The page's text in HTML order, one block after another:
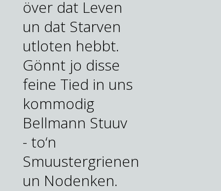
över dat Leven
un dat Starven
utloten hebbt.
Gönnt jo disse
feine Tied in uns
kommodig
Bellmann Stuuv
- to‘n
Smuustergrienen
un Nodenken.